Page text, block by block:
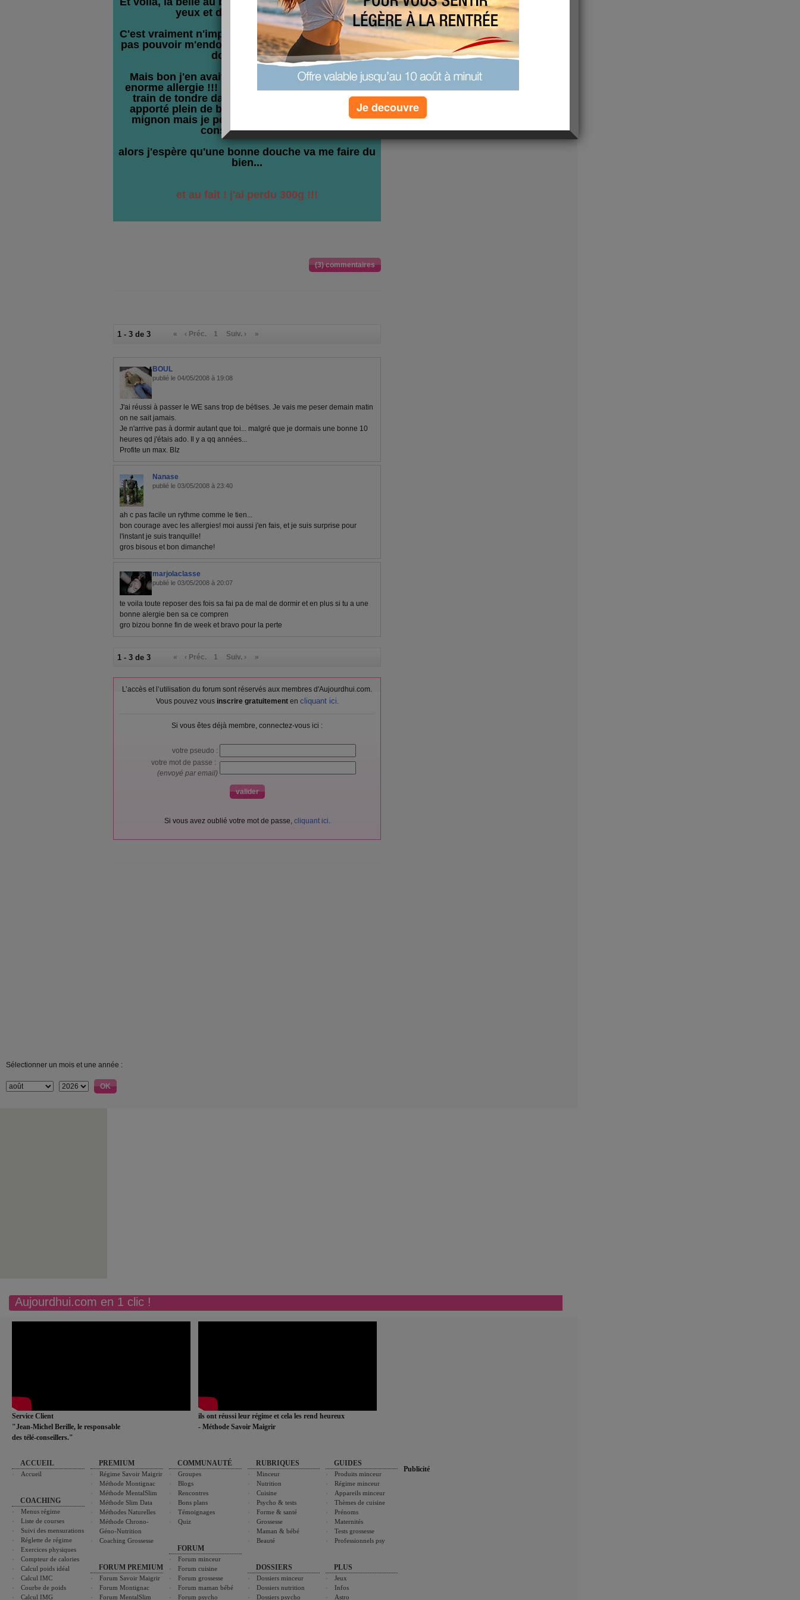
yeux et de sortir de son lit !!
C'est vraiment n'importe quoi parce que je ne vais
pas pouvoir m'endormir avant 3h du mat en ayant
dormi autant !
Mais bon j'en avait besoin... en plus je fait une
enorme allergie !!! bah oui, tout le monde est en
train de tondre dans ma rue et mon chéri m'a
apporté plein de brins de muguet ( c'est super
mignon mais je pense qu'il n'a pas pensé aux
conséquences.... )
alors j'espère qu'une bonne douche va me faire du
bien...
et au fait ! j'ai perdu 300g !!!
(3) commentaires
1 - 3 de 3 « ‹ Préc. 1 Suiv. › »
BOUL
publié le 04/05/2008 à 19:08
J'ai réussi à passer le WE sans trop de bétises. Je vais me peser demain matin
on ne sait jamais.
Je n'arrive pas à dormir autant que toi... malgré que je dormais une bonne 10
heures qd j'étais ado. Il y a qq années...
Profite un max. BIz
Nanase
publié le 03/05/2008 à 23:40
ah c pas facile un rythme comme le tien...
bon courage avec les allergies! moi aussi j'en fais, et je suis surprise pour
l'instant je suis tranquille!
gros bisous et bon dimanche!
marjolaclasse
publié le 03/05/2008 à 20:07
te voila toute reposer des fois sa fai pa de mal de dormir et en plus si tu a une
bonne alergie ben sa ce compren
gro bizou bonne fin de week et bravo pour la perte
1 - 3 de 3 « ‹ Préc. 1 Suiv. › »
L’accès et l’utilisation du forum sont réservés aux membres d'Aujourdhui.com.
Vous pouvez vous inscrire gratuitementen cliquant ici.
Si vous êtes déjà membre, connectez-vous ici :
votre pseudo :
votre mot de passe :
(envoyé par email)
Si vous avez oublié votre mot de passe, cliquant ici.
Sélectionner un mois et une année :
Aujourdhui.com en 1 clic !
Service Client
"Jean-Michel Berille, le responsable
des télé-conseillers."
ils ont réussi leur régime et cela les rend heureux
- Méthode Savoir Maigrir
ACCUEIL
Accueil
COACHING
Menus régime
Liste de courses
Suivi des mensurations
Réglette de régime
Exercices physiques
Compteur de calories
Calcul poids idéal
Calcul IMC
Courbe de poids
Calcul IMG
PREMIUM
Régime Savoir Maigrir
Méthode Montignac
Méthode MentalSlim
Méthode Slim Data
Méthodes Naturelles
Méthode Chrono-
Géno-Nutrition
Coaching Grossesse
FORUM PREMIUM
Forum Savoir Maigrir
Forum Montignac
Forum MentalSlim
COMMUNAUTÉ
Groupes
Blogs
Rencontres
Bons plans
Témoignages
Quiz
FORUM
Forum minceur
Forum cuisine
Forum grossesse
Forum maman bébé
Forum psycho
RUBRIQUES
Minceur
Nutrition
Cuisine
Psycho & tests
Forme & santé
Grossesse
Maman & bébé
Beauté
DOSSIERS
Dossiers minceur
Dossiers nutrition
Dossiers psycho
GUIDES
Produits minceur
Régime minceur
Appareils minceur
Thèmes de cuisine
Prénoms
Maternités
Tests grossesse
Professionnels psy
PLUS
Jeux
Infos
Astro
Publicité
Je decouvre